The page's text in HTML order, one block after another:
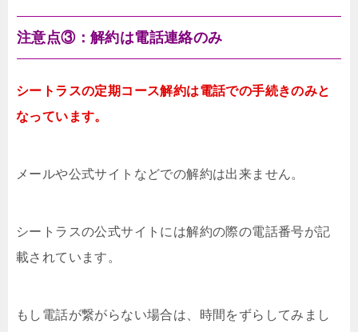
注意点③：解約は電話連絡のみ
シートラスの定期コース解約は電話での手続きのみと
なっています。
メールや公式サイトなどでの解約は出来ません。
シートラスの公式サイトには解約の際の電話番号が記
載されています。
もし電話が繋がらない場合は、時間をずらしてみまし